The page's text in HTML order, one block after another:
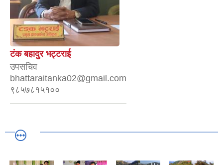
टंक बहादुर भट्टराई
उपसचिव
bhattaraitanka02@gmail.com
९८५७८१५१००